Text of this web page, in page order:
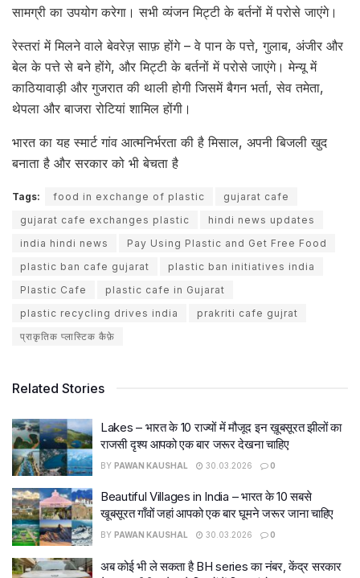
सामग्री का उपयोग करेगा। सभी व्यंजन मिट्टी के बर्तनों में परोसे जाएंगे।
रेस्तरां में मिलने वाले बेवरेज़ साफ़ होंगे – वे पान के पत्ते, गुलाब, अंजीर और
बेल के पत्ते से बने होंगे, और मिट्टी के बर्तनों में परोसे जाएंगे। मेन्यू में
काठियावाड़ी और गुजरात की थाली होगी जिसमें बैगन भर्ता, सेव तमेता,
थेपला और बाजरा रोटियां शामिल होंगी।
भारत का यह स्मार्ट गांव आत्मनिर्भरता की है मिसाल, अपनी बिजली खुद
बनाता है और सरकार को भी बेचता है
Tags: food in exchange of plastic
gujarat cafe
gujarat cafe exchanges plastic
hindi news updates
india hindi news
Pay Using Plastic and Get Free Food
plastic ban cafe gujarat
plastic ban initiatives india
Plastic Cafe
plastic cafe in Gujarat
plastic recycling drives india
prakriti cafe gujrat
प्राकृतिक प्लास्टिक कैफ़े
Related Stories
Lakes – भारत के 10 राज्यों में मौजूद इन ख़ूबसूरत झीलों का
राजसी दृश्य आपको एक बार जरूर देखना चाहिए
BY PAWAN KAUSHAL 30.03.2026 0
Beautiful Villages in India – भारत के 10 सबसे
खूबसूरत गाँवों जहां आपको एक बार घूमने जरूर जाना चाहिए
BY PAWAN KAUSHAL 30.03.2026 0
अब कोई भी ले सकता है BH series का नंबर, केंद्र सरकार